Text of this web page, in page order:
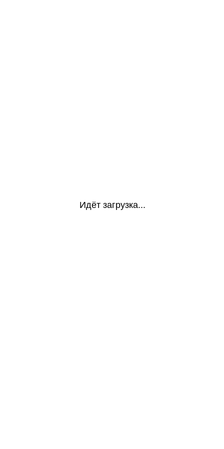
Идёт загрузка...